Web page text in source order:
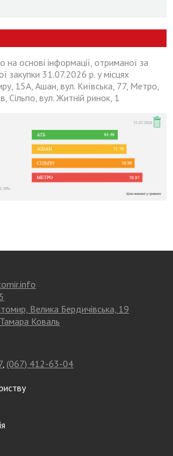
на основі інформації, отриманої за
закупки 31.07.2026 р. у місцях
15А, Ашан, вул. Київська, 77, Метро,
Сільпо, вул. Житній ринок, 1
Велика Бердичівська, 19
Тамара Коваль
, (067) 412-63-04